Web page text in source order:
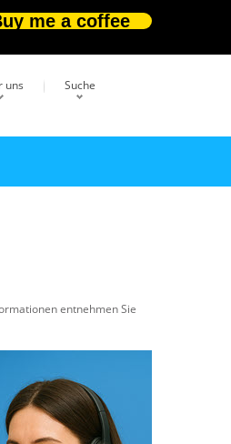
me a coffee
uns Suche
entnehmen Sie